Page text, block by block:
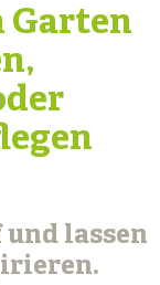
Garten
lassen